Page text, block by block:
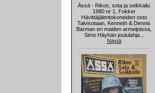
Ässä - Rikos, sota ja seikkailu
1980 nr 1, Fokker
Hävittäjälentokoneiden osto
Talvisotaan, Kenneth & Dennis
Barman eri maiden armeijoissa,
Simo Häyhän joululahja...
Näytä